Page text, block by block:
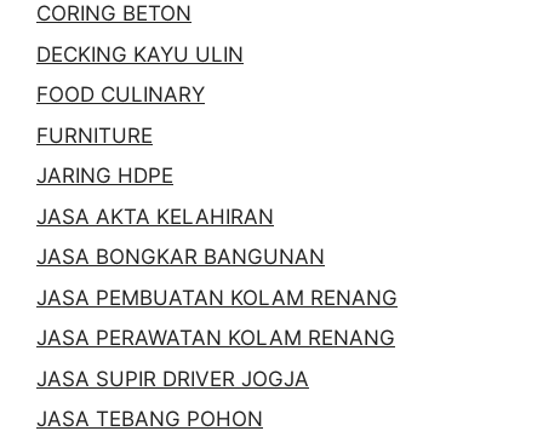
CORING BETON
DECKING KAYU ULIN
FOOD CULINARY
FURNITURE
JARING HDPE
JASA AKTA KELAHIRAN
JASA BONGKAR BANGUNAN
JASA PEMBUATAN KOLAM RENANG
JASA PERAWATAN KOLAM RENANG
JASA SUPIR DRIVER JOGJA
JASA TEBANG POHON